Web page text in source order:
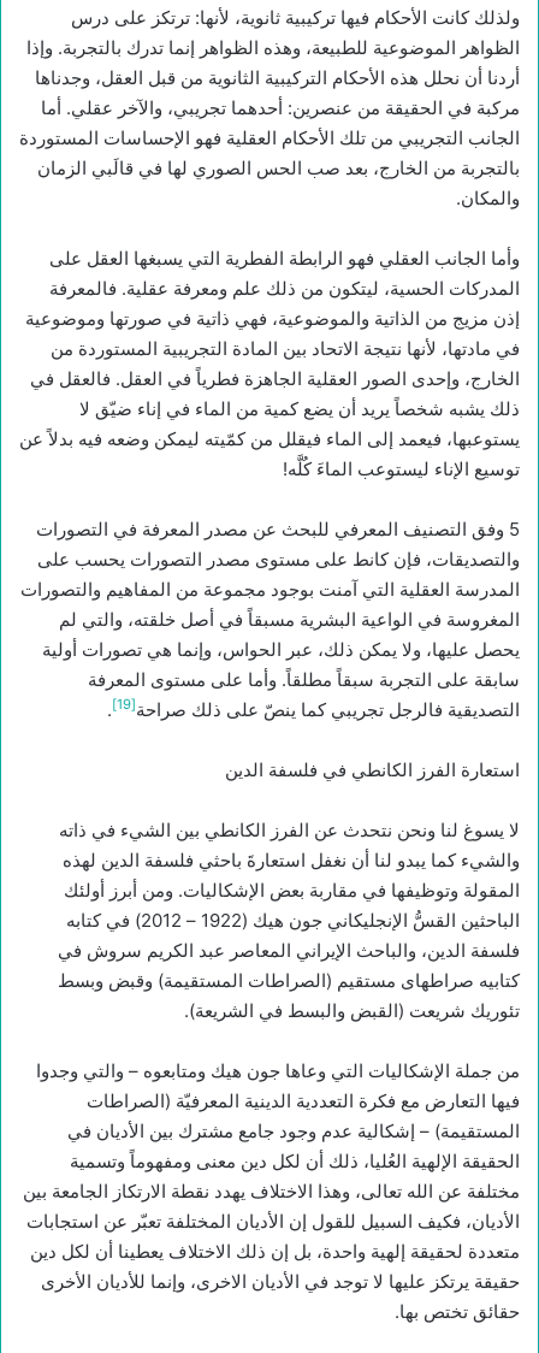
ولذلك كانت الأحكام فيها تركيبية ثانوية، لأنها: ترتكز على درس
الظواهر الموضوعية للطبيعة، وهذه الظواهر إنما تدرك بالتجربة. وإذا
أردنا أن نحلل هذه الأحكام التركيبية الثانوية من قبل العقل، وجدناها
مركبة في الحقيقة من عنصرين: أحدهما تجريبي، والآخر عقلي. أما
الجانب التجريبي من تلك الأحكام العقلية فهو الإحساسات المستوردة
بالتجربة من الخارج، بعد صب الحس الصوري لها في قالَبي الزمان
والمكان.
وأما الجانب العقلي فهو الرابطة الفطرية التي يسبغها العقل على
المدركات الحسية، ليتكون من ذلك علم ومعرفة عقلية. فالمعرفة
إذن مزيج من الذاتية والموضوعية، فهي ذاتية في صورتها وموضوعية
في مادتها، لأنها نتيجة الاتحاد بين المادة التجريبية المستوردة من
الخارج، وإحدى الصور العقلية الجاهزة فطرياً في العقل. فالعقل في
ذلك يشبه شخصاً يريد أن يضع كمية من الماء في إناء ضيّق لا
يستوعبها، فيعمد إلى الماء فيقلل من كمّيته ليمكن وضعه فيه بدلاً عن
توسيع الإناء ليستوعب الماءَ كُلَّه!
5 وفق التصنيف المعرفي للبحث عن مصدر المعرفة في التصورات
والتصديقات، فإن كانط على مستوى مصدر التصورات يحسب على
المدرسة العقلية التي آمنت بوجود مجموعة من المفاهيم والتصورات
المغروسة في الواعية البشرية مسبقاً في أصل خلقته، والتي لم
يحصل عليها، ولا يمكن ذلك، عبر الحواس، وإنما هي تصورات أولية
سابقة على التجربة سبقاً مطلقاً. وأما على مستوى المعرفة
التصديقية فالرجل تجريبي كما ينصّ على ذلك صراحة[19]
.
استعارة الفرز الكانطي في فلسفة الدين
لا يسوغ لنا ونحن نتحدث عن الفرز الكانطي بين الشيء في ذاته
والشيء كما يبدو لنا أن نغفل استعارةَ باحثي فلسفة الدين لهذه
المقولة وتوظيفها في مقاربة بعض الإشكاليات. ومن أبرز أولئك
الباحثين القسُّ الإنجليكاني جون هيك (1922 – 2012) في كتابه
فلسفة الدين، والباحث الإيراني المعاصر عبد الكريم سروش في
كتابيه صراطهاى مستقيم (الصراطات المستقيمة) وقبض وبسط
تئوريك شريعت (القبض والبسط في الشريعة).
من جملة الإشكاليات التي وعاها جون هيك ومتابعوه – والتي وجدوا
فيها التعارض مع فكرة التعددية الدينية المعرفيّة (الصراطات
المستقيمة) – إشكالية عدم وجود جامع مشترك بين الأديان في
الحقيقة الإلهية العُليا، ذلك أن لكل دين معنى ومفهوماً وتسمية
مختلفة عن الله تعالى، وهذا الاختلاف يهدد نقطة الارتكاز الجامعة بين
الأديان، فكيف السبيل للقول إن الأديان المختلفة تعبّر عن استجابات
متعددة لحقيقة إلهية واحدة، بل إن ذلك الاختلاف يعطينا أن لكل دين
حقيقة يرتكز عليها لا توجد في الأديان الاخرى، وإنما للأديان الأخرى
حقائق تختص بها.